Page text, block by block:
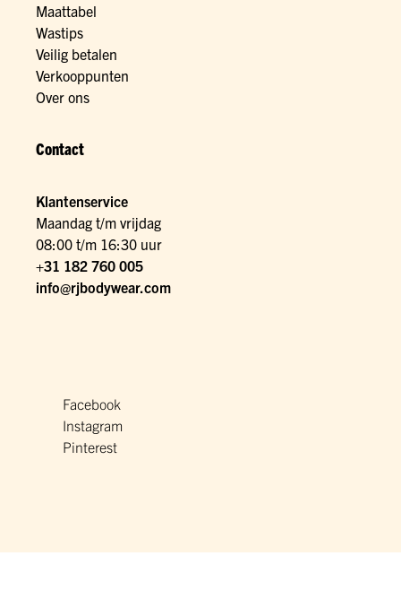
Maattabel
Wastips
Veilig betalen
Verkooppunten
Over ons
Contact
Klantenservice
Maandag t/m vrijdag
08:00 t/m 16:30 uur
+31 182 760 005
info@rjbodywear.com
Facebook
Instagram
Pinterest